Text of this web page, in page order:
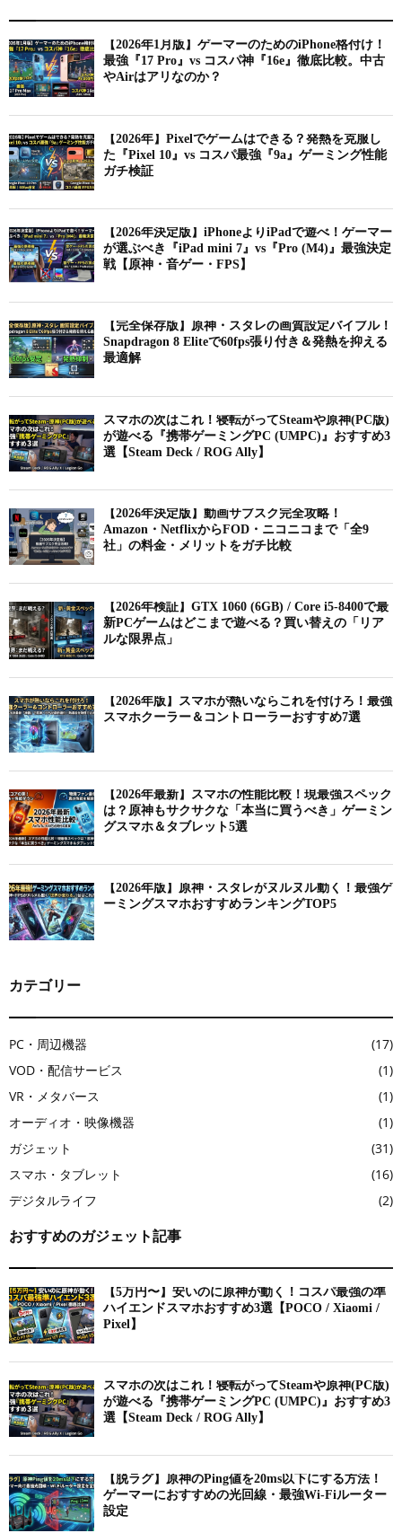
【2026年1月版】ゲーマーのためのiPhone格付け！
最強『17 Pro』vs コスパ神『16e』徹底比較。中古
やAirはアリなのか？
【2026年】Pixelでゲームはできる？発熱を克服し
た『Pixel 10』vs コスパ最強『9a』ゲーミング性能
ガチ検証
【2026年決定版】iPhoneよりiPadで遊べ！ゲーマー
が選ぶべき『iPad mini 7』vs『Pro (M4)』最強決定
戦【原神・音ゲー・FPS】
【完全保存版】原神・スタレの画質設定バイブル！
Snapdragon 8 Eliteで60fps張り付き＆発熱を抑える
最適解
スマホの次はこれ！寝転がってSteamや原神(PC版)
が遊べる『携帯ゲーミングPC (UMPC)』おすすめ3
選【Steam Deck / ROG Ally】
【2026年決定版】動画サブスク完全攻略！
Amazon・NetflixからFOD・ニコニコまで「全9
社」の料金・メリットをガチ比較
【2026年検証】GTX 1060 (6GB) / Core i5-8400で最
新PCゲームはどこまで遊べる？買い替えの「リア
ルな限界点」
【2026年版】スマホが熱いならこれを付けろ！最強
スマホクーラー＆コントローラーおすすめ7選
【2026年最新】スマホの性能比較！現最強スペック
は？原神もサクサクな「本当に買うべき」ゲーミン
グスマホ＆タブレット5選
【2026年版】原神・スタレがヌルヌル動く！最強ゲ
ーミングスマホおすすめランキングTOP5
カテゴリー
PC・周辺機器
(17)
VOD・配信サービス
(1)
VR・メタバース
(1)
オーディオ・映像機器
(1)
ガジェット
(31)
スマホ・タブレット
(16)
デジタルライフ
(2)
おすすめのガジェット記事
【5万円〜】安いのに原神が動く！コスパ最強の準
ハイエンドスマホおすすめ3選【POCO / Xiaomi /
Pixel】
スマホの次はこれ！寝転がってSteamや原神(PC版)
が遊べる『携帯ゲーミングPC (UMPC)』おすすめ3
選【Steam Deck / ROG Ally】
【脱ラグ】原神のPing値を20ms以下にする方法！
ゲーマーにおすすめの光回線・最強Wi-Fiルーター
設定